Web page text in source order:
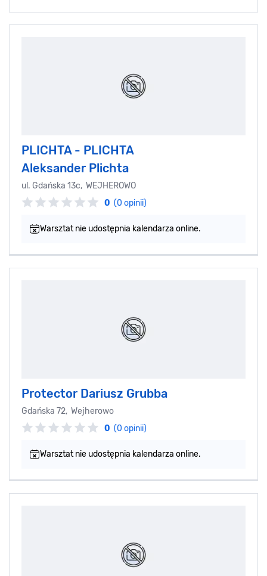
PLICHTA - PLICHTA
Aleksander Plichta
ul. Gdańska 13c, WEJHEROWO
0 (0 opinii)
Warsztat nie udostępnia kalendarza online.
Protector Dariusz Grubba
Gdańska 72, Wejherowo
0 (0 opinii)
Warsztat nie udostępnia kalendarza online.